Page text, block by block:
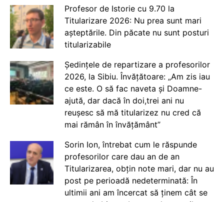
Profesor de Istorie cu 9.70 la
Titularizare 2026: Nu prea sunt mari
așteptările. Din păcate nu sunt posturi
titularizabile
Ședințele de repartizare a profesorilor
2026, la Sibiu. Învățătoare: „Am zis iau
ce este. O să fac naveta și Doamne-
ajută, dar dacă în doi,trei ani nu
reușesc să mă titularizez nu cred că
mai rămân în învățământ”
Sorin Ion, întrebat cum le răspunde
profesorilor care dau an de an
Titularizarea, obțin note mari, dar nu au
post pe perioadă nedeterminată: În
ultimii ani am încercat să ținem cât se